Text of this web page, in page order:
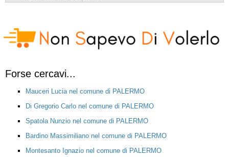
Forse cercavi...
Mauceri Lucia nel comune di PALERMO
Di Gregorio Carlo nel comune di PALERMO
Spatola Nunzio nel comune di PALERMO
Bardino Massimiliano nel comune di PALERMO
Montesanto Ignazio nel comune di PALERMO